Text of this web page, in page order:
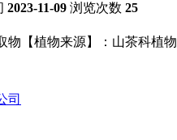
2023-11-09 浏览次数 25
物【植物来源】：山茶科植物
司